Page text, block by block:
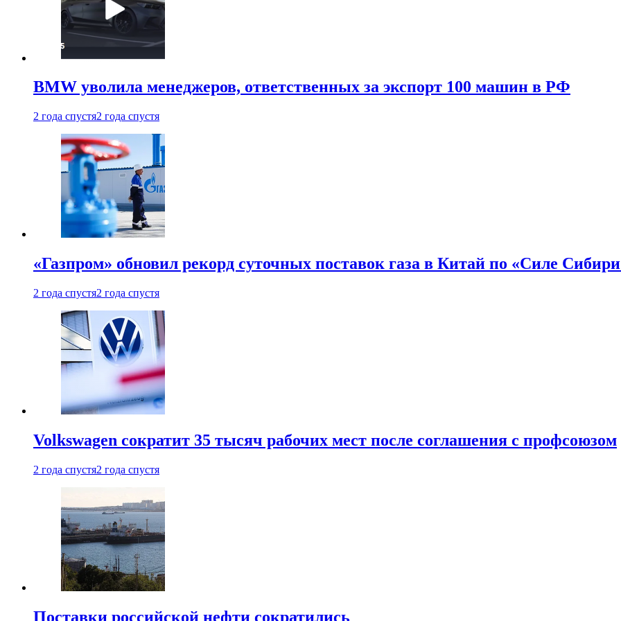
BMW уволила менеджеров, ответственных за экспорт 100 машин в РФ
2 года спустя2 года спустя
«Газпром» обновил рекорд суточных поставок газа в Китай по «Силе
2 года спустя2 года спустя
Volkswagen сократит 35 тысяч рабочих мест после соглашения с профсоюзом
2 года спустя2 года спустя
Поставки российской нефти сократились